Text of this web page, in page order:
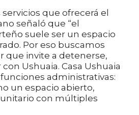
que ofrecerá el
señaló que “el
suele ser un espacio
Por eso buscamos
que invite a detenerse,
Ushuaia. Casa Ushuaia
administrativas:
un espacio abierto,
con múltiples